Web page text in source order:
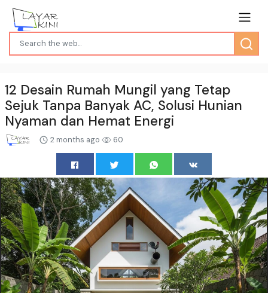
12 Desain Rumah Mungil yang Tetap
Sejuk Tanpa Banyak AC, Solusi Hunian
Nyaman dan Hemat Energi
2 months ago 60